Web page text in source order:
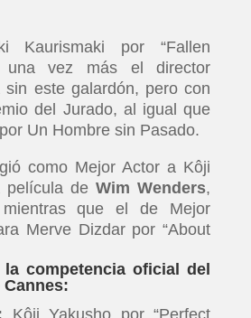
Kaurismaki por “Fallen
una vez más el director
este galardón, pero con
del Jurado, al igual que
Un Hombre sin Pasado.
como Mejor Actor a Kôji
película deWim Wenders,
que el de Mejor
Merve Dizdar por “About
la competencia oficial del
Cannes:
Kôji Yakusho por “Perfect